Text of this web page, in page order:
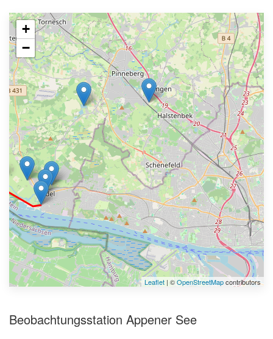
+
−
Leaflet | ©OpenStreetMapcontributors
Beobachtungsstation Appener See